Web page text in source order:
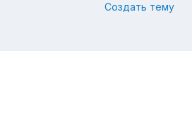
Создать тему